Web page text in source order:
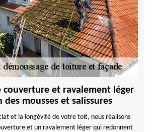
couverture et ravalement léger
mousses et salissures
et la longévité de votre toit, nous réalisons
et un ravalement léger qui redonnent